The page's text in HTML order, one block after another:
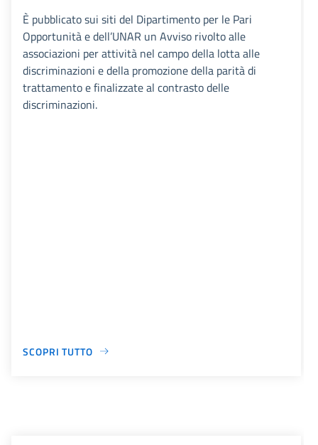
È pubblicato sui siti del Dipartimento per le Pari
Opportunità e dell’UNAR un Avviso rivolto alle
associazioni per attività nel campo della lotta alle
discriminazioni e della promozione della parità di
trattamento e finalizzate al contrasto delle
discriminazioni.
SCOPRI TUTTO